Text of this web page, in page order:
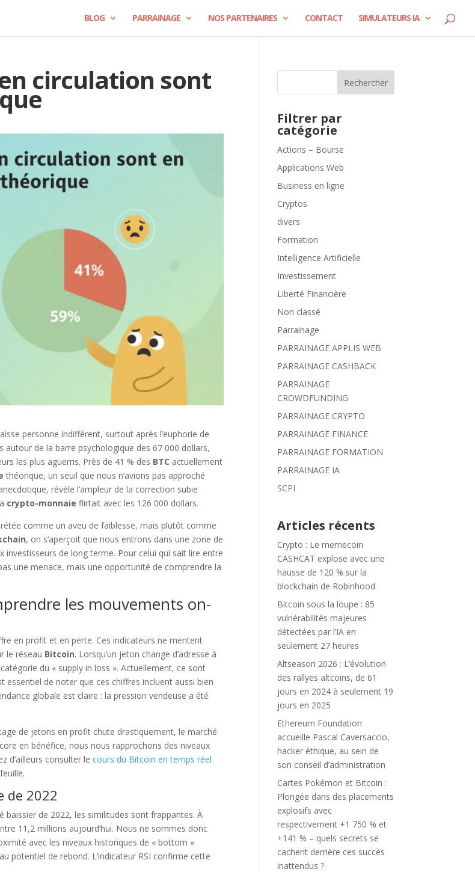
BLOG PARRAINAGE NOS PARTENAIRES CONTACT SIMULATEURS IA
en circulation sont
personne indifférent, surtout après l’euphorie de
autour de la barre psychologique des 67 000 dollars,
les plus aguerris. Près de 41 % des BTC actuellement
théorique, un seuil que nous n’avions pas approché
révèle l’ampleur de la correction subie
crypto-monnaie flirtait avec les 126 000 dollars.
comme un aveu de faiblesse, mais plutôt comme
, on s’aperçoit que nous entrons dans une zone de
de long terme. Pour celui qui sait lire entre
une menace, mais une opportunité de comprendre la
les mouvements on-
en profit et en perte. Ces indicateurs ne mentent
le réseau Bitcoin. Lorsqu’un jeton change d’adresse à
du « supply in loss ». Actuellement, ce sont
de noter que ces chiffres incluent aussi bien
globale est claire : la pression vendeuse a été
de jetons en profit chute drastiquement, le marché
en bénéfice, nous nous rapprochons des niveaux
d’ailleurs consulter lecours du Bitcoin en temps réel
de 2022
baissier de 2022, les similitudes sont frappantes. À
11,2 millions aujourd’hui. Nous ne sommes donc
avec les niveaux historiques de « bottom »
potentiel de rebond. L’indicateur RSI confirme cette
Rechercher
Filtrer par
catégorie
Actions – Bourse
Applications Web
Business en ligne
Cryptos
divers
Formation
Intelligence Artificielle
Investissement
Liberté Financière
Non classé
Parrainage
PARRAINAGE APPLIS WEB
PARRAINAGE CASHBACK
PARRAINAGE
CROWDFUNDING
PARRAINAGE CRYPTO
PARRAINAGE FINANCE
PARRAINAGE FORMATION
PARRAINAGE IA
SCPI
Articles récents
Crypto : Le memecoin
CASHCAT explose avec une
hausse de 120 % sur la
blockchain de Robinhood
Bitcoin sous la loupe : 85
vulnérabilités majeures
détectées par l’IA en
seulement 27 heures
Altseason 2026 : L’évolution
des rallyes altcoins, de 61
jours en 2024 à seulement 19
jours en 2025
Ethereum Foundation
accueille Pascal Caversaccio,
hacker éthique, au sein de
son conseil d’administration
Cartes Pokémon et Bitcoin :
Plongée dans des placements
explosifs avec
respectivement +1 750 % et
+141 % – quels secrets se
cachent derrière ces succès
inattendus ?